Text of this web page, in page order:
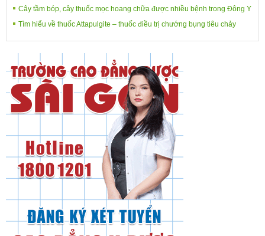
Cây tầm bóp, cây thuốc mọc hoang chữa được nhiều bệnh trong Đông Y
Tìm hiểu về thuốc Attapulgite – thuốc điều trị chướng bụng tiêu chảy